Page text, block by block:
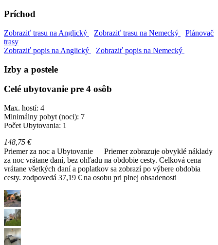
Príchod
Zobraziť trasu na Anglický Zobraziť trasu na Nemecký
Plánovač
trasy
Zobraziť popis na Anglický
Zobraziť popis na Nemecký
Izby a postele
Celé ubytovanie pre 4 osôb
Max. hostí: 4
Minimálny pobyt (noci): 7
Počet Ubytovania: 1
148,75 €
Priemer za noc a Ubytovanie
Priemer zobrazuje obvyklé náklady
za noc vrátane daní, bez ohľadu na obdobie cesty. Celková cena
vrátane všetkých daní a poplatkov sa zobrazí po výbere obdobia
cesty. zodpovedá 37,19 € na osobu pri plnej obsadenosti